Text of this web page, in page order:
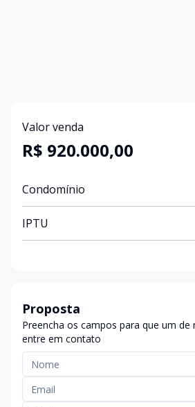
Valor venda
R$ 920.000,00
Condomínio
IPTU
Proposta
Preencha os campos para que um de
entre em contato